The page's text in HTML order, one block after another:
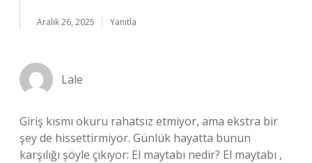
Aralık 26, 2025 Yanıtla
Lale
Giriş kısmı okuru rahatsız etmiyor, ama ekstra bir
şey de hissettirmiyor. Günlük hayatta bunun
karşılığı şöyle çıkıyor: El maytabı nedir? El maytabı ,